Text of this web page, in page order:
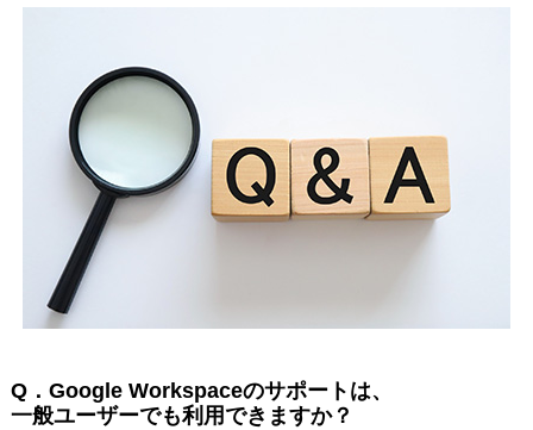
Q．Google Workspaceのサポートは、
一般ユーザーでも利用できますか？